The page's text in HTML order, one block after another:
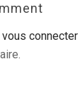
vous connecter